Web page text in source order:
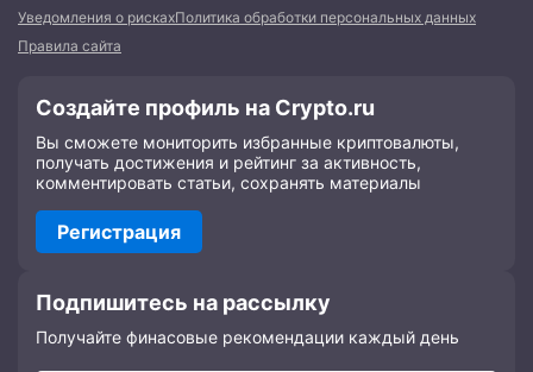
Уведомления о рискахПолитика обработки персональных данных
Правила сайта
Создайте профиль на Crypto.ru
Вы сможете мониторить избранные криптовалюты,
получать достижения и рейтинг за активность,
комментировать статьи, сохранять материалы
Регистрация
Подпишитесь на рассылку
Получайте финасовые рекомендации каждый день